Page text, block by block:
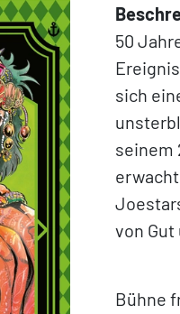
50
sich
seinem
von
Bühne